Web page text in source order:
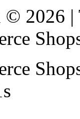
© 2026